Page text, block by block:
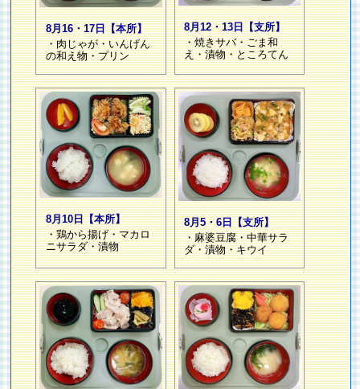
8月16・17日【本所】
・肉じゃが・いんげん
の和え物・プリン
8月12・13日【支所】
・焼きサバ・ごま和
え・漬物・ところてん
8月10日【本所】
・鶏から揚げ・マカロ
ニサラダ・漬物
8月5・6日【支所】
・麻婆豆腐・中華サラ
ダ・漬物・キウイ